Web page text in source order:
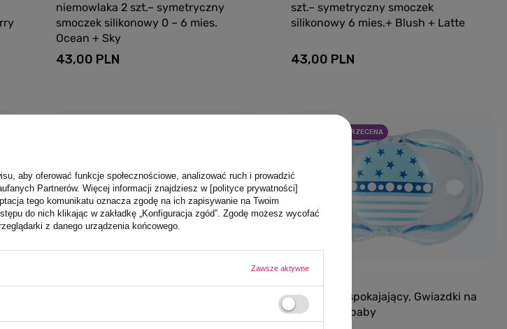
niemowlaka 2 szt.– symetryczny
smoczek silikonowy 0 – 6 mies.
Ocean + Sky
43,00 PLN
szt.– symetryczny smoczek
silikonowy 6 mies.+ Blush + Latte
43,00 PLN
Dodaj do koszyka
PRZECENA
Smoczek uspokajający, Gwiazdki na
Niebie, RaZbaby
aby oferować funkcje społecznościowe, analizować ruch i prowadzić
Partnerów. Więcej informacji znajdziesz w [polityce prywatności]
tego komunikatu oznacza zgodę na ich zapisywanie na Twoim
do nich klikając w zakładkę „Konfiguracja zgód”. Zgodę możesz wycofać
z danego urządzenia końcowego.
Zawsze aktywne